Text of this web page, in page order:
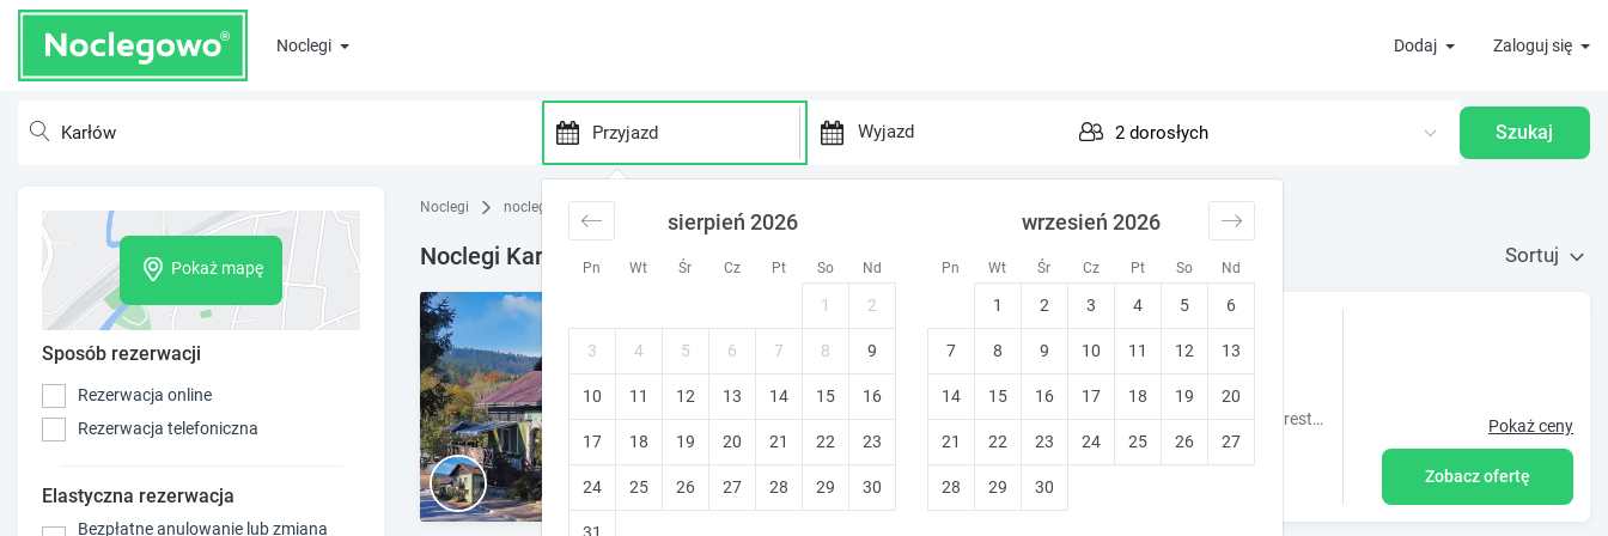
Noclegi Dodaj Zaloguj się
P
e
s
s
d
o
w
n
r
d
w
a
Pn Wt Śr Cz Pt So Nd Pn Wt Śr Cz Pt So Nd
sierpień 2026
1 2
3 4 5 6 7 8 9
10 11 12 13 14 15 16
17 18 19 20 21 22 23
24 25 26 27 28 29 30
wrzesień 2026
1 2 3 4 5 6
7 8 9 10 11 12 13
14 15 16 17 18 19 20
21 22 23 24 25 26 27
28 29 30
Szukaj
Pokaż mapę
Sposób rezerwacji
Rezerwacja online
Rezerwacja telefoniczna
Elastyczna rezerwacja
Bezpłatne anulowanie lub zmiana
Noclegi noclegi Broumovsko (Broumovsko)
Noclegi Karłów Sortuj
Zajazd Karłów Restauracja & Pokoje Gościnne
Karłów
Śniadanie Bezpłatna zmiana terminu Stworzony dla rodzin
Obiekt Zajazd Karłów Góry Stołowe, Karłów, oferuje pokoje gościnne, restaurację, bezpłatny parking, taras oraz balkon Pokaż ceny
Zobacz ofertę